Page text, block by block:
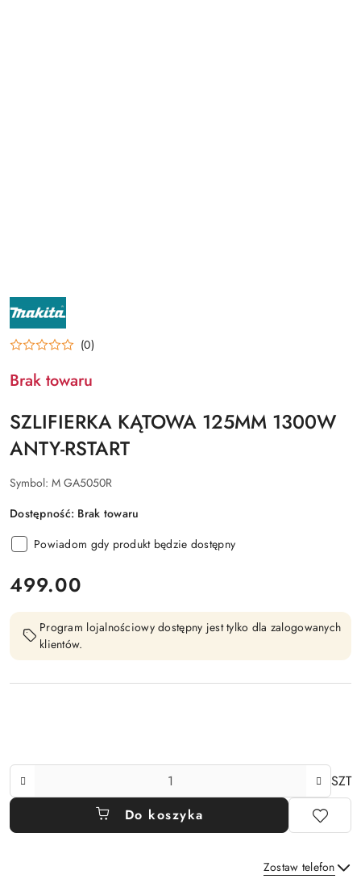
NAZWA
PRODUCENTA:
(0)
Brak towaru
SZLIFIERKA KĄTOWA 125MM 1300W
ANTY-RSTART
Symbol: M GA5050R
Dostępność: Brak towaru
Powiadom gdy produkt będzie dostępny
cena:
499.00
Program lojalnościowy dostępny jest tylko dla zalogowanych
klientów.
Ilość
SZT
Do koszyka
Zostaw telefon